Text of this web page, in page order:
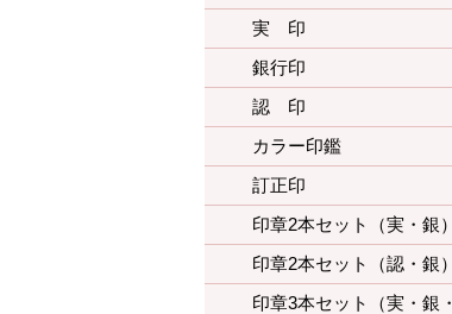
実 印
銀行印
認 印
カラー印鑑
訂正印
印章2本セット（実・銀）
印章2本セット（認・銀）
印章3本セット（実・銀・